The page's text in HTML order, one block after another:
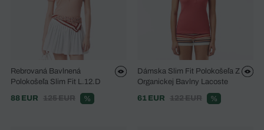
Rebrovaná Bavlnená
Polokošeľa Slim Fit L.12.D
88 EUR
125 EUR %
Dámska Slim Fit Polokošeľa Z
Organickej Bavlny Lacoste
61 EUR
122 EUR %